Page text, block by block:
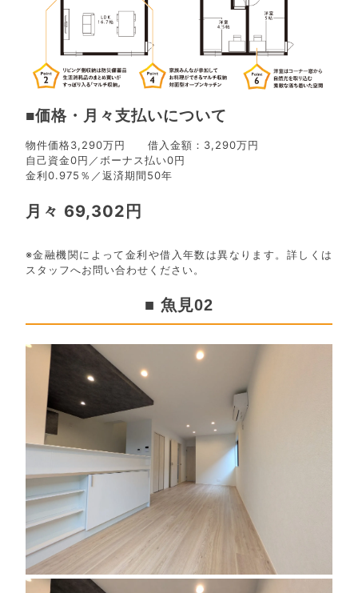
■価格・月々支払いについて
物件価格3,290万円 借入金額：3,290万円
自己資金0円／ボーナス払い0円
金利0.975％／返済期間50年
月々 69,302円
※金融機関によって金利や借入年数は異なります。詳しくは
スタッフへお問い合わせください。
■ 魚見02